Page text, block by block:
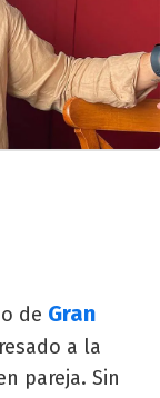
de Gran
a la
pareja. Sin